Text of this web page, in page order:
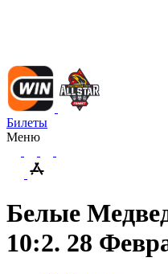
Билеты
Меню
Белые
10:2. 28